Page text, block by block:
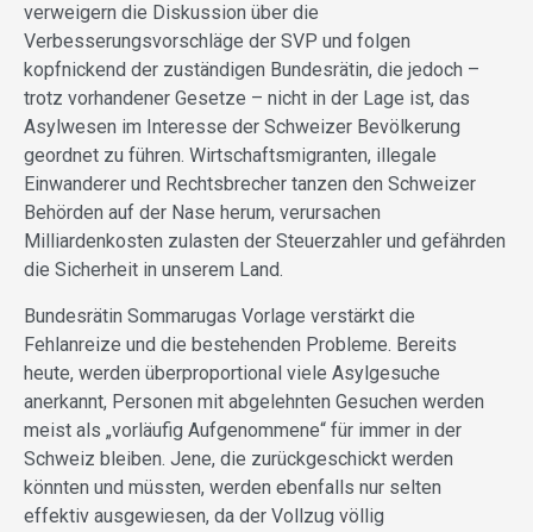
verweigern die Diskussion über die
Verbesserungsvorschläge der SVP und folgen
kopfnickend der zuständigen Bundesrätin, die jedoch –
trotz vorhandener Gesetze – nicht in der Lage ist, das
Asylwesen im Interesse der Schweizer Bevölkerung
geordnet zu führen. Wirtschaftsmigranten, illegale
Einwanderer und Rechtsbrecher tanzen den Schweizer
Behörden auf der Nase herum, verursachen
Milliardenkosten zulasten der Steuerzahler und gefährden
die Sicherheit in unserem Land.
Bundesrätin Sommarugas Vorlage verstärkt die
Fehlanreize und die bestehenden Probleme. Bereits
heute, werden überproportional viele Asylgesuche
anerkannt, Personen mit abgelehnten Gesuchen werden
meist als „vorläufig Aufgenommene“ für immer in der
Schweiz bleiben. Jene, die zurückgeschickt werden
könnten und müssten, werden ebenfalls nur selten
effektiv ausgewiesen, da der Vollzug völlig